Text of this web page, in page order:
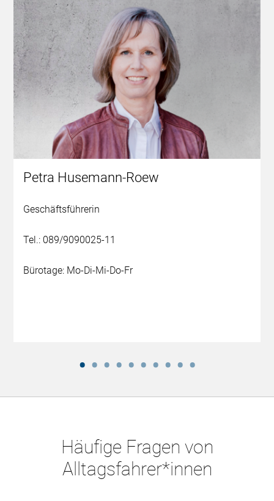
Petra Husemann-Roew
Geschäftsführerin
Tel.: 089/9090025-11
Bürotage: Mo-Di-Mi-Do-Fr
Häufige Fragen von
Alltagsfahrer*innen